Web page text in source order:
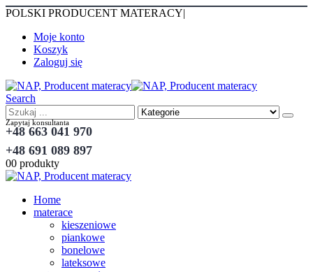
POLSKI PRODUCENT MATERACY|
Moje konto
Koszyk
Zaloguj się
Search
Zapytaj konsultanta
+48 663 041 970
+48 691 089 897
00 produkty
Home
materace
kieszeniowe
piankowe
bonelowe
lateksowe